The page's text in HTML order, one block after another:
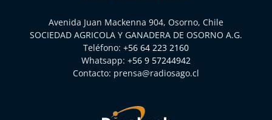
Avenida Juan Mackenna 904, Osorno, Chile
SOCIEDAD AGRICOLA Y GANADERA DE OSORNO A.G.
Teléfono: +56 64 223 2160
Whatsapp: +56 9 57244942
Contacto: prensa@radiosago.cl